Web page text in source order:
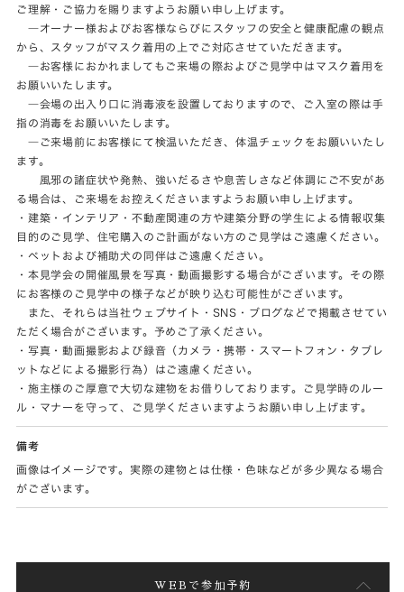
ご理解・ご協力を賜りますようお願い申し上げます。
―オーナー様およびお客様ならびにスタッフの安全と健康配慮の観点
から、スタッフがマスク着用の上でご対応させていただきます。
―お客様におかれましてもご来場の際およびご見学中はマスク着用を
お願いいたします。
―会場の出入り口に消毒液を設置しておりますので、ご入室の際は手
指の消毒をお願いいたします。
―ご来場前にお客様にて検温いただき、体温チェックをお願いいたし
ます。
風邪の諸症状や発熱、強いだるさや息苦しさなど体調にご不安があ
る場合は、ご来場をお控えくださいますようお願い申し上げます。
・建築・インテリア・不動産関連の方や建築分野の学生による情報収集
目的のご見学、住宅購入のご計画がない方のご見学はご遠慮ください。
・ペットおよび補助犬の同伴はご遠慮ください。
・本見学会の開催風景を写真・動画撮影する場合がございます。その際
にお客様のご見学中の様子などが映り込む可能性がございます。
また、それらは当社ウェブサイト・SNS・ブログなどで掲載させてい
ただく場合がございます。予めご了承ください。
・写真・動画撮影および録音（カメラ・携帯・スマートフォン・タブレ
ットなどによる撮影行為）はご遠慮ください。
・施主様のご厚意で大切な建物をお借りしております。ご見学時のルー
ル・マナーを守って、ご見学くださいますようお願い申し上げます。
備考
画像はイメージです。実際の建物とは仕様・色味などが多少異なる場合
がございます。
WEBで参加予約